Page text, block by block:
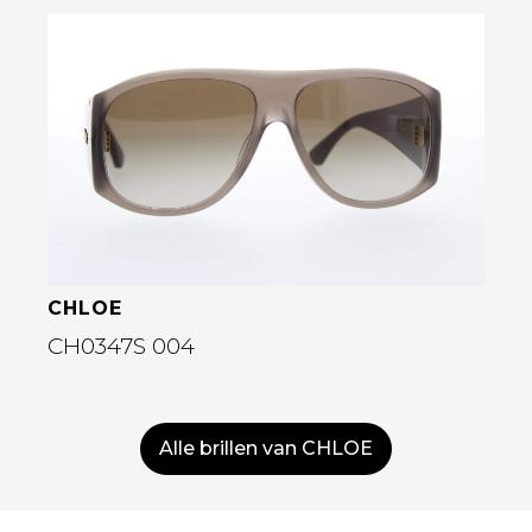
Bekijk deze bril
CHLOE
CH0347S 004
Alle brillen van CHLOE